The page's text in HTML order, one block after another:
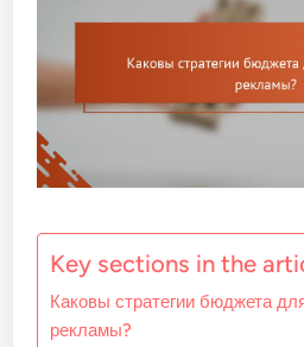
Key sections in the
Каковы стратегии бюджета
рекламы?